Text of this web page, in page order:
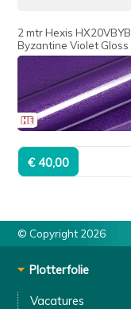
2 mtr Hexis HX20VBYB
Byzantine Violet Gloss
© Copyright 2026
Plotterfolie
Vacatures